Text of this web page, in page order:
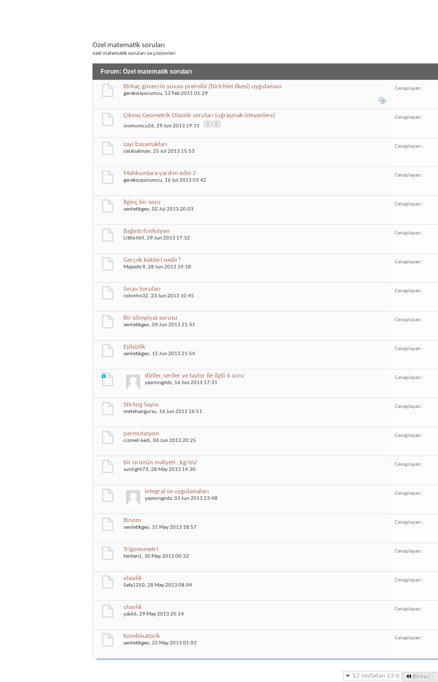
Özel matematik soruları
özel matematik soruları ve çözümleri
Forum: Özel matematik soruları
Birkaç güvercin yuvası prensibi (Dirichlet İlkesi) uygulaması
gereksizyorumcu, 13 Feb 2011 01:29
Cevaplayan :
Çıkmış Geometrik Olasılık soruları (uğraşmak isteyenlere)
svsmumcu26, 29 Jun 2013 19:11 1 2
Cevaplayan :
sayı basamakları
celalsalman, 25 Jul 2013 15:53
Cevaplayan :
Mahkumlara yardım edin 2
gereksizyorumcu, 16 Jul 2013 03:42
Cevaplayan :
İlginç bir soru
sentetikgeo, 02 Jul 2013 20:03
Cevaplayan :
Bağıntı fonksiyon
Little Hill , 29 Jun 2013 17:32
Cevaplayan :
Gerçek kökleri nedir?
Majestic9, 28 Jun 2013 14:18
Cevaplayan :
Sınav Soruları
robinho32, 23 Jun 2013 10:45
Cevaplayan :
Bir olimpiyat sorusu
sentetikgeo, 09 Jun 2013 21:31
Cevaplayan :
Eşitsizlik
sentetikgeo, 15 Jun 2013 21:54
Cevaplayan :
diziler, seriler ve taylor ile ilgili 4 soru
yasmingndz, 16 Jun 2013 17:31
Cevaplayan :
Stirling Sayısı
metehangursu, 16 Jun 2013 16:51
Cevaplayan :
permutasyon
cizmeli kedi, 06 Jun 2013 20:25
Cevaplayan :
bir ürünün maliyeti ..kg/m2
sunlight73, 28 May 2013 14:30
Cevaplayan :
integral ve uygulamaları
yasmingndz, 03 Jun 2013 23:48
Cevaplayan :
Binom
sentetikgeo, 31 May 2013 18:57
Cevaplayan :
Trigonometri
tenten1, 30 May 2013 00:32
Cevaplayan :
olasılık
Safa1250, 28 May 2013 08:04
Cevaplayan :
olasılık
ysk66, 29 May 2013 20:14
Cevaplayan :
Kombinatorik
sentetikgeo, 25 May 2013 01:03
Cevaplayan :
52 sayfadan 13.si Birinci